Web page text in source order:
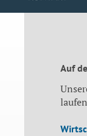
Auf